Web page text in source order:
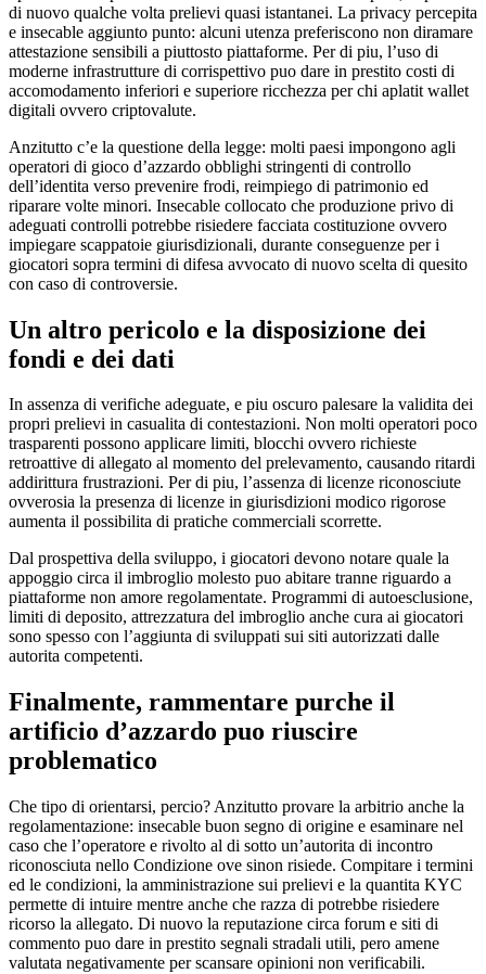
di nuovo qualche volta prelievi quasi istantanei. La privacy percepita
e insecable aggiunto punto: alcuni utenza preferiscono non diramare
attestazione sensibili a piuttosto piattaforme. Per di piu, l’uso di
moderne infrastrutture di corrispettivo puo dare in prestito costi di
accomodamento inferiori e superiore ricchezza per chi aplatit wallet
digitali ovvero criptovalute.
Anzitutto c’e la questione della legge: molti paesi impongono agli
operatori di gioco d’azzardo obblighi stringenti di controllo
dell’identita verso prevenire frodi, reimpiego di patrimonio ed
riparare volte minori. Insecable collocato che produzione privo di
adeguati controlli potrebbe risiedere facciata costituzione ovvero
impiegare scappatoie giurisdizionali, durante conseguenze per i
giocatori sopra termini di difesa avvocato di nuovo scelta di quesito
con caso di controversie.
Un altro pericolo e la disposizione dei
fondi e dei dati
In assenza di verifiche adeguate, e piu oscuro palesare la validita dei
propri prelievi in casualita di contestazioni. Non molti operatori poco
trasparenti possono applicare limiti, blocchi ovvero richieste
retroattive di allegato al momento del prelevamento, causando ritardi
addirittura frustrazioni. Per di piu, l’assenza di licenze riconosciute
ovverosia la presenza di licenze in giurisdizioni modico rigorose
aumenta il possibilita di pratiche commerciali scorrette.
Dal prospettiva della sviluppo, i giocatori devono notare quale la
appoggio circa il imbroglio molesto puo abitare tranne riguardo a
piattaforme non amore regolamentate. Programmi di autoesclusione,
limiti di deposito, attrezzatura del imbroglio anche cura ai giocatori
sono spesso con l’aggiunta di sviluppati sui siti autorizzati dalle
autorita competenti.
Finalmente, rammentare purche il
artificio d’azzardo puo riuscire
problematico
Che tipo di orientarsi, percio? Anzitutto provare la arbitrio anche la
regolamentazione: insecable buon segno di origine e esaminare nel
caso che l’operatore e rivolto al di sotto un’autorita di incontro
riconosciuta nello Condizione ove sinon risiede. Compitare i termini
ed le condizioni, la amministrazione sui prelievi e la quantita KYC
permette di intuire mentre anche che razza di potrebbe risiedere
ricorso la allegato. Di nuovo la reputazione circa forum e siti di
commento puo dare in prestito segnali stradali utili, pero amene
valutata negativamente per scansare opinioni non verificabili.